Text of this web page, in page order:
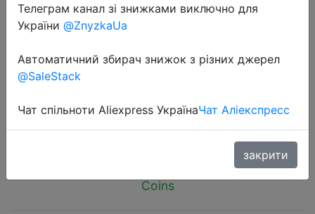
ZW Breathalyzer Rechargeable |
Professional-Grade Accuracy |
Portable Breath Alcohol Tester for
Personal & Professional Use Pro
$12.07
Coins
Телеграм канал зі знижками виключно для
України @ZnyzkaUa
Автоматичний збирач знижок з різних джерел
@SaleStack
Чат спільноти Aliexpress УкраїнаЧат Аліекспресс
закрити